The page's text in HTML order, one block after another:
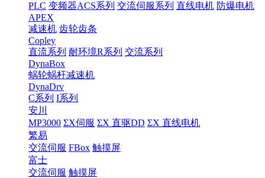
PLC 变频器ACS系列 交流伺服系列 直线电机 防爆电机
APEX
减速机 齿轮齿条
Copley
直流系列 耐环境R系列 交流系列
DynaBox
蜗轮蜗杆减速机
DynaDrv
C系列 I系列
安川
MP3000 ΣX伺服 ΣX 直驱DD ΣX 直线电机
繁易
交流伺服 FBox 触摸屏
富士
交流伺服 触摸屏